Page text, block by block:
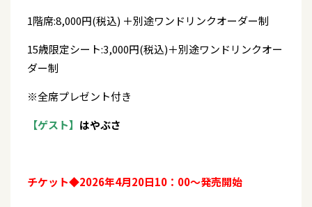
1階席:8,000円(税込) ＋別途ワンドリンクオーダー制
15歳限定シート:3,000円(税込)＋別途ワンドリンクオー
ダー制
※全席プレゼント付き
【ゲスト】 はやぶさ
チケット◆2026年4月20日10：00～発売開始